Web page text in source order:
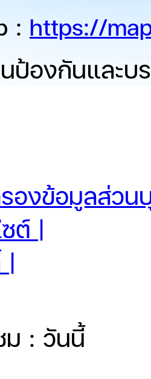
: https://
ป้องกันและบ
องข้อมูลส่วน
ต์ |
|
ม : วันนี้